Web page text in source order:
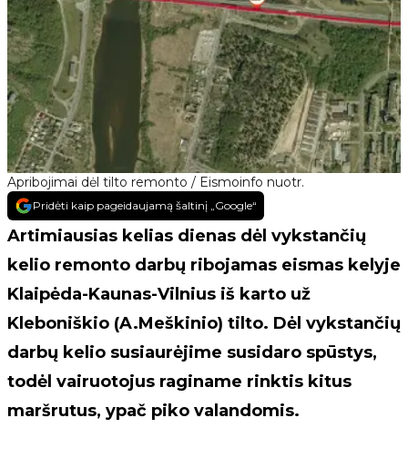
Apribojimai dėl tilto remonto / Eismoinfo nuotr.
Pridėti kaip pageidaujamą šaltinį „Google“
Artimiausias kelias dienas dėl vykstančių
kelio remonto darbų ribojamas eismas kelyje
Klaipėda-Kaunas-Vilnius iš karto už
Kleboniškio (A.Meškinio) tilto. Dėl vykstančių
darbų kelio susiaurėjime susidaro spūstys,
todėl vairuotojus raginame rinktis kitus
maršrutus, ypač piko valandomis.